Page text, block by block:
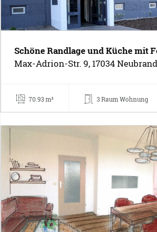
Schöne Randlage und Küche mit
Max-Adrion-Str. 9, 17034
70.93 m² 3 Raum Wohnung